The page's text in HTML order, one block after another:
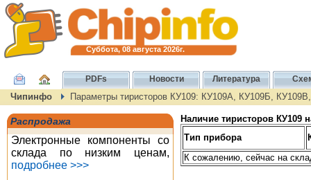
Суббота, 08 августа 2026г.
PDFs Новости Литература
Чипинфо Параметры тиристоров КУ109: КУ109А, КУ109Б,
Распродажа
Электронные компоненты со
склада по низким ценам,
подробнее >>>
Наличие тиристоров КУ109
Тип прибора
К сожалению, сейчас на